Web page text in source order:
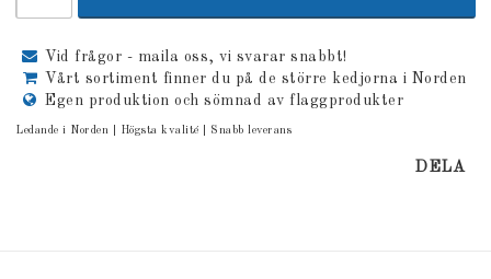
Vid frågor - maila oss, vi svarar snabbt!
Vårt sortiment finner du på de större kedjorna i Norden
Egen produktion och sömnad av flaggprodukter
Ledande i Norden | Högsta kvalité | Snabb leverans
DELA